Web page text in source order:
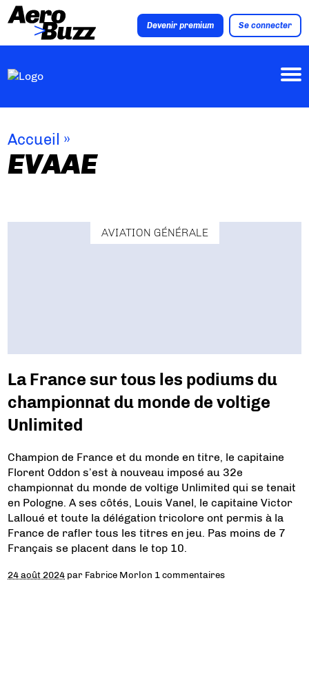
Devenir premium Se connecter
Accueil »
EVAAE
AVIATION GÉNÉRALE
La France sur tous les podiums du
championnat du monde de voltige
Unlimited
Champion de France et du monde en titre, le capitaine
Florent Oddon s’est à nouveau imposé au 32e
championnat du monde de voltige Unlimited qui se tenait
en Pologne. A ses côtés, Louis Vanel, le capitaine Victor
Lalloué et toute la délégation tricolore ont permis à la
France de rafler tous les titres en jeu. Pas moins de 7
Français se placent dans le top 10.
24 août 2024 par Fabrice Morlon 1 commentaires